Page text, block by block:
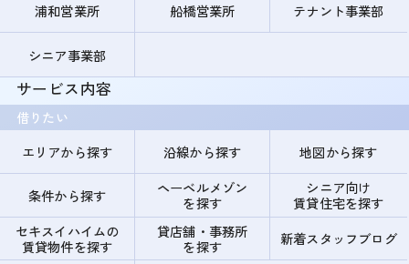
浦和営業所 船橋営業所 テナント事業部
シニア事業部
サービス内容
借りたい
エリアから探す
沿線から探す 地図から探す
条件から探す
ヘーベルメゾン
を探す
シニア向け
賃貸住宅を探す
セキスイハイムの
賃貸物件を探す
貸店舗・事務所
を探す
新着スタッフブログ